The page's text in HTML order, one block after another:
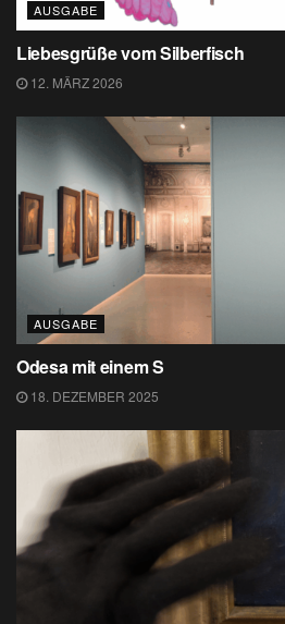
AUSGABE
Liebesgrüße vom Silberfisch
12. MÄRZ 2026
AUSGABE
Odesa mit einem S
18. DEZEMBER 2025